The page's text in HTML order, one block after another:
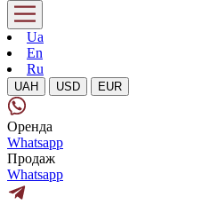
Ua
En
Ru
UAH USD EUR
Оренда
Whatsapp
Продаж
Whatsapp